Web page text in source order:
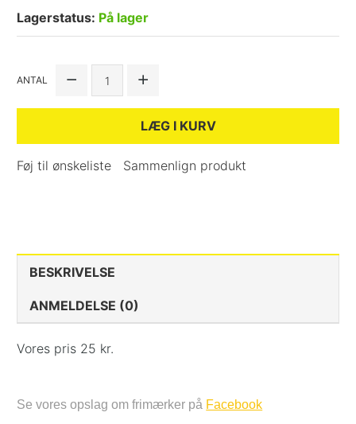
Lagerstatus: På lager
ANTAL
LÆG I KURV
Føj til ønskeliste Sammenlign produkt
BESKRIVELSE
ANMELDELSE (0)
Vores pris 25 kr.
Se vores opslag om frimærker på Facebook